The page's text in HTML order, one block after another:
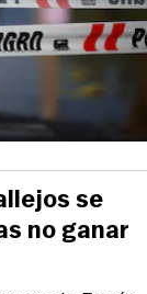
se
no ganar